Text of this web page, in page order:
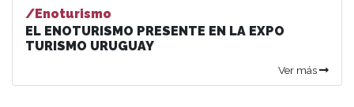
/Enoturismo
EL ENOTURISMO PRESENTE EN LA EXPO
TURISMO URUGUAY
Ver más